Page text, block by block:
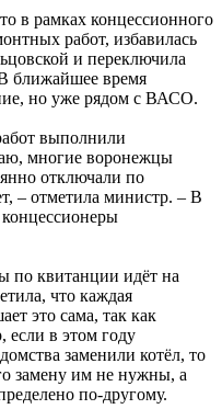
в рамках концессионного
работ, избавилась
и переключила
ближайшее время
но уже рядом с ВАСО.
выполнили
многие воронежцы
отключали по
– отметила министр. – В
по квитанции идёт на
что каждая
это сама, так как
если в этом году
заменили котёл, то
замену им не нужны, а
по-другому.